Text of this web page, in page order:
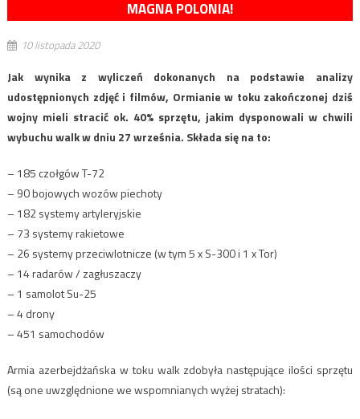
MAGNA POLONIA!
10 listopada 2020
Jak wynika z wyliczeń dokonanych na podstawie analizy
udostępnionych zdjęć i filmów, Ormianie w toku zakończonej dziś
wojny mieli stracić ok. 40% sprzętu, jakim dysponowali w chwili
wybuchu walk w dniu 27 września. Składa się na to:
– 185 czołgów T-72
– 90 bojowych wozów piechoty
– 182 systemy artyleryjskie
– 73 systemy rakietowe
– 26 systemy przeciwlotnicze (w tym 5 x S-300 i 1 x Tor)
– 14 radarów / zagłuszaczy
– 1 samolot Su-25
– 4 drony
– 451 samochodów
Armia azerbejdżańska w toku walk zdobyła następujące ilości sprzętu
(są one uwzględnione we wspomnianych wyżej stratach):